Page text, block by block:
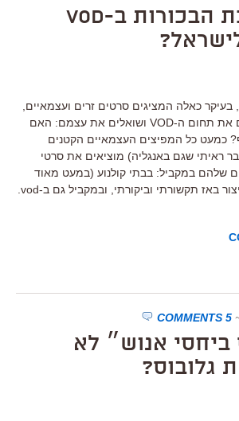
האם מהפכת הבכורות ב-vod
כאלה המציגים סרטים זרים ועצמאיים,
לומדים כבר כמה שנים את תחום ה-VOD ושואלים את עצמם: האם
כמעט כל המפיצים העצמאיים הקטנים
ראיתי שגם באנגליה) מוציאים את סרטי
שלהם במקביל: בבתי קולנוע (במעט מאוד
5 COMMENTS
אנוש״ לא
גלובוס?